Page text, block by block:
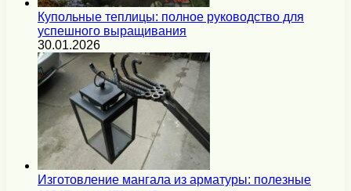
Купольные теплицы: полное руководство для
успешного выращивания
30.01.2026
Изготовление мангала из арматуры: полезные